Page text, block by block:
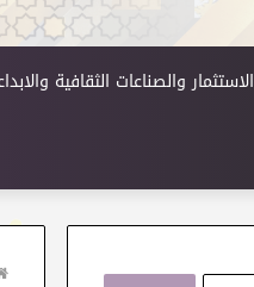
الاستثمار والصناعات الثقافية